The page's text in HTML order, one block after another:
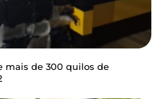
mais de 300 quilos de